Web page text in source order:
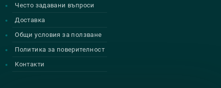
Често задавани въпроси
Доставка
Общи условия за ползване
Политика за поверителност
Контакти